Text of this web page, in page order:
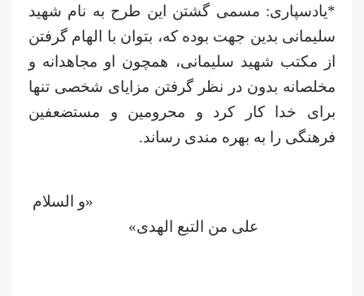
*یادسپاری: مسمی گشتن این طرح به نام شهید
سلیمانی بدین جهت بوده که، بتوان با الهام گرفتن
از مکتب شهید سلیمانی، همچون او مجاهدانه و
مخلصانه بدون در نظر گرفتن مزایای شخصی تنها
برای خدا کار کرد و محرومین و مستضعفین
فرهنگی را به بهره مندی رساند.
«و السلام
علی من التبع الهدی»